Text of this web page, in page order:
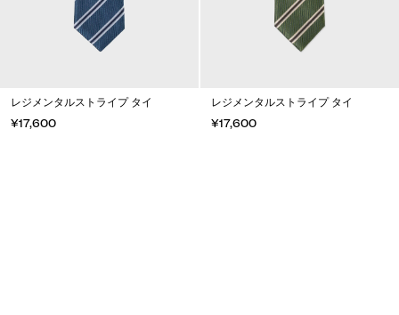
レジメンタルストライプ タイ
¥17,600
レジメンタルストライプ タイ
¥17,600